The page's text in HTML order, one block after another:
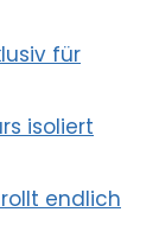
für
isoliert
rollt endlich